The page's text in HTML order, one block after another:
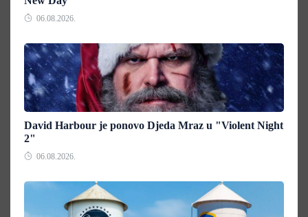
06.08.2026.
David Harbour je ponovo Djeda Mraz u "Violent Night
2"
06.08.2026.